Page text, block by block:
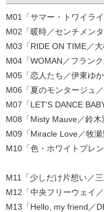
M01「サマー・トワイラ
M02「暖時／センチメン
M03「RIDE ON TIME／大
M04「WOMAN／フランク
M05「恋人たち／伊東ゆか
M06「夏のモンタージュ／
M07「LET'S DANCE
M08「Misty Mauve／鈴木
M09「Miracle Love／牧瀬
M10「色・ホワイトブレン
M11「少しだけ片想い／三
M12「中央フリーウェイ／
M13「Hello, my friend／